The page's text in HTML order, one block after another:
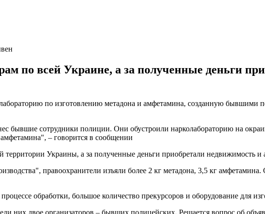
по всей Украине, а за полученные деньги
по изготовлению метадона и амфетамина, созданную бывшими
бывшие сотрудники полиции. Они обустроили нарколабораторию на
– говорится в сообщении
Украины, а за полученные деньги приобретали недвижимость и
правоохранители изъяли более 2 кг метадона, 3,5 кг
обработки, большое количество прекурсоров и оборудование для
них двое организаторов – бывших полицейских. Решается вопрос об